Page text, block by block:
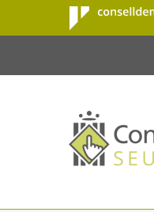
Salta al contingut principal
Consell